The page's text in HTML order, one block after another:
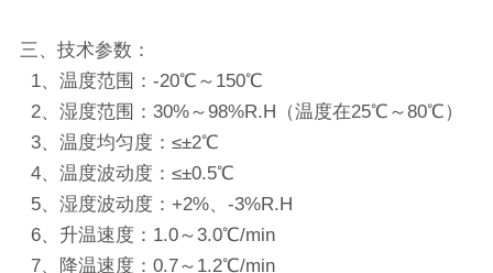
三、 技术参数：
1、温度范围：-20℃～150℃
2、湿度范围：30%～98%R.H（温度在25℃～80℃）
3、温度均匀度：≤±2℃
4、温度波动度：≤±0.5℃
5、湿度波动度：+2%、-3%R.H
6、升温速度：1.0～3.0℃/min
7、降温速度：0.7～1.2℃/min